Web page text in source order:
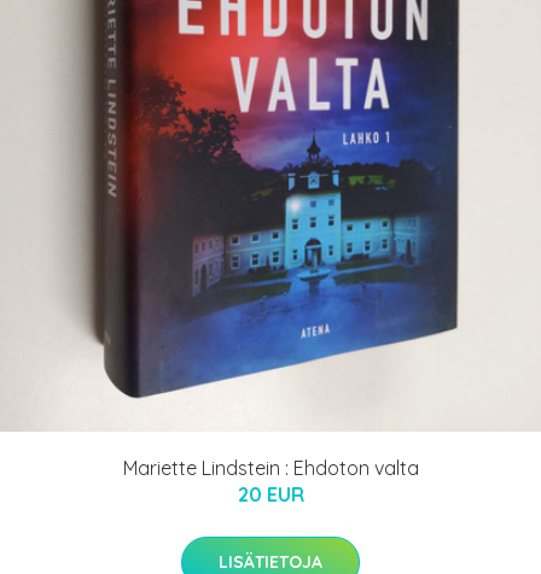
Mariette Lindstein : Ehdoton valta
20 EUR
LISÄTIETOJA